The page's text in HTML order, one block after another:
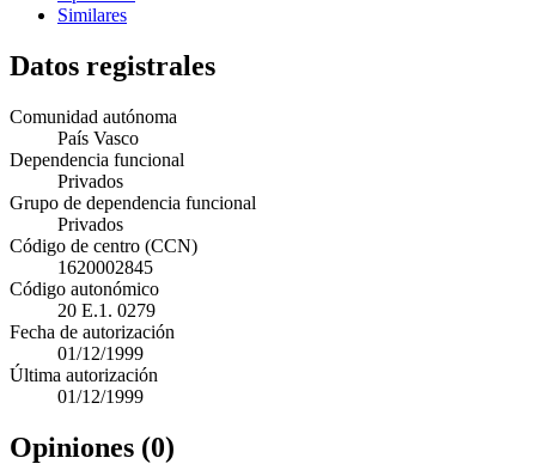
Similares
Datos registrales
Comunidad autónoma
País Vasco
Dependencia funcional
Privados
Grupo de dependencia funcional
Privados
Código de centro (CCN)
1620002845
Código autonómico
20 E.1. 0279
Fecha de autorización
01/12/1999
Última autorización
01/12/1999
Opiniones (0)